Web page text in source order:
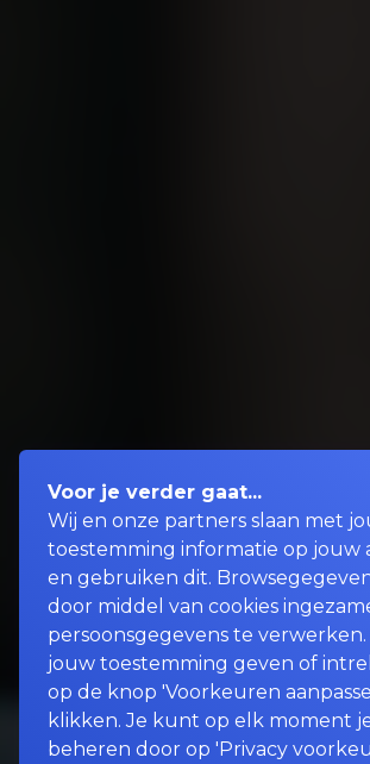
Voor je verder gaat...
Wij en onze partners slaan met
toestemming informatie op jouw
en gebruiken dit.
door middel van cookies
persoonsgegevens te
jouw toestemming geven of
op de knop 'Voorkeuren
klikken. Je kunt op elk moment
beheren door op 'Privacy